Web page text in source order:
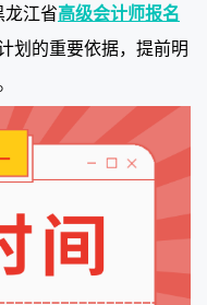
江省高级会计师报名
划的重要依据，提前明